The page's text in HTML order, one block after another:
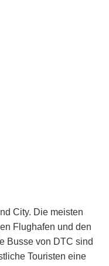
City. Die meisten
Flughafen und den
Busse von DTC sind
Touristen eine